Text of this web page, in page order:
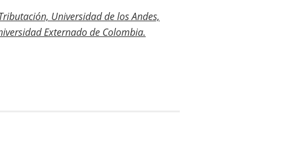
Universidad de los Andes,
Externado de Colombia.